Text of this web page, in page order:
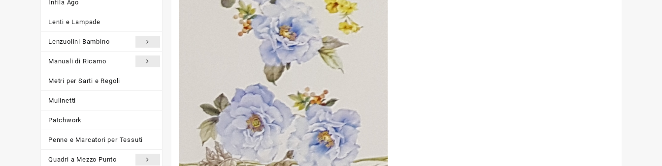
Infila Ago
Lenti e Lampade
Lenzuolini Bambino
Manuali di Ricamo
Metri per Sarti e Regoli
Mulinetti
Patchwork
Penne e Marcatori per Tessuti
Quadri a Mezzo Punto